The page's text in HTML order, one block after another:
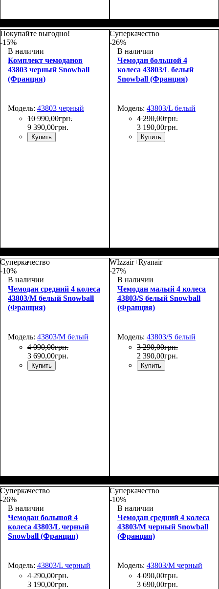
Покупайте выгодно!
-15%
В наличии
Комплект чемоданов
43803 черный Snowball
(Франция)
Модель: 43803 черный
10 990,00грн.
9 390,00грн.
Купить
Суперкачество
-26%
В наличии
Чемодан большой 4
колеса 43803/L белый
Snowball (Франция)
Модель: 43803/L белый
4 290,00грн.
3 190,00грн.
Купить
77х54х31
Суперкачество
-10%
В наличии
Чемодан средний 4 колеса
43803/M белый Snowball
(Франция)
Модель: 43803/M белый
4 090,00грн.
3 690,00грн.
Купить
67х46х26+5
WIzzair+Ryanair
-27%
В наличии
Чемодан малый 4 колеса
43803/S белый Snowball
(Франция)
Модель: 43803/S белый
3 290,00грн.
2 390,00грн.
Купить
55х35х20
Суперкачество
-26%
В наличии
Чемодан большой 4
колеса 43803/L черный
Snowball (Франция)
Модель: 43803/L черный
4 290,00грн.
3 190,00грн.
Суперкачество
-10%
В наличии
Чемодан средний 4 колеса
43803/M черный Snowball
(Франция)
Модель: 43803/M черный
4 090,00грн.
3 690,00грн.